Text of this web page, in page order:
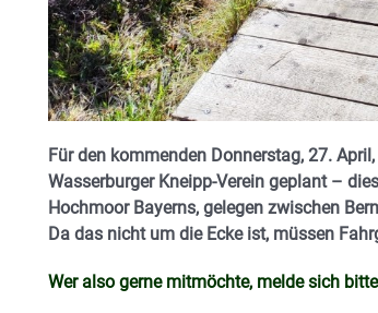
Für den kommenden Donnerstag, 27.
Wasserburger Kneipp-Verein geplant –
Hochmoor Bayerns, gelegen zwischen
Da das nicht um die Ecke ist, müssen
Wer also gerne mitmöchte, melde sich